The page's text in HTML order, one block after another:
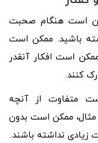
است هنگام صحبت
باشید. ممکن است
است افکار آنقدر
کنند.
متفاوت از آنچه
مثال، ممکن است بدون
زیادی نداشته باشند.